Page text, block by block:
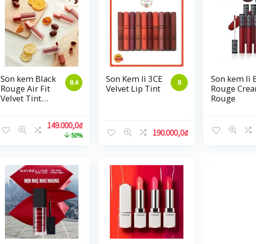
8.4
Son kem Black
Rouge Air Fit
Velvet Tint
149.000,0₫
50%
8
Son Kem lì 3CE
Velvet Lip Tint
190.000,0₫
Son kem lì
Rouge
Rouge